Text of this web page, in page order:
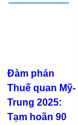
Đàm phán
Thuế quan Mỹ-
Trung 2025:
Tạm hoãn 90